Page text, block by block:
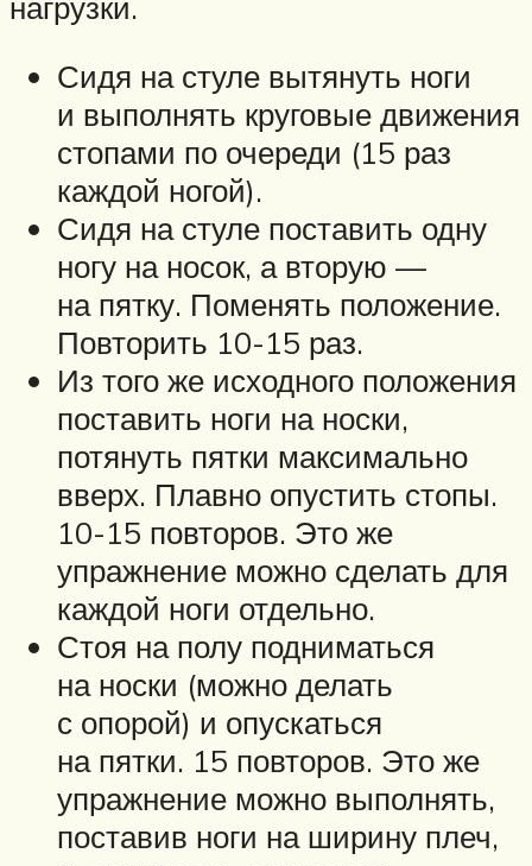
Сидя на стуле вытянуть ноги
и выполнять круговые движения
стопами по очереди (15 раз
каждой ногой).
Сидя на стуле поставить одну
ногу на носок, а вторую —
на пятку. Поменять положение.
Повторить 10-15 раз.
Из того же исходного положения
поставить ноги на носки,
потянуть пятки максимально
вверх. Плавно опустить стопы.
10-15 повторов. Это же
упражнение можно сделать для
каждой ноги отдельно.
Стоя на полу подниматься
на носки (можно делать
с опорой) и опускаться
на пятки. 15 повторов. Это же
упражнение можно выполнять,
поставив ноги на ширину плеч,